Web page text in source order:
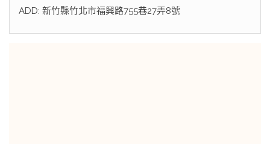
ADD: 新竹縣竹北市福興路755巷27弄8號